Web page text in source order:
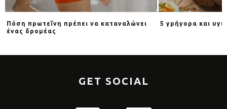
5 γρήγορα και υγιεινά σνακ
GET SOCIAL